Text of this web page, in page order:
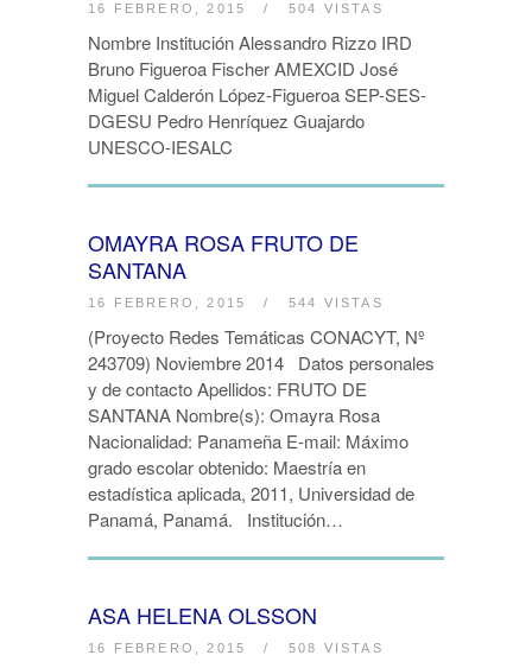
16 FEBRERO, 2015 / 504 VISTAS
Nombre Institución Alessandro Rizzo IRD
Bruno Figueroa Fischer AMEXCID José
Miguel Calderón López-Figueroa SEP-SES-
DGESU Pedro Henríquez Guajardo
UNESCO-IESALC
OMAYRA ROSA FRUTO DE
SANTANA
16 FEBRERO, 2015 / 544 VISTAS
(Proyecto Redes Temáticas CONACYT, Nº
243709) Noviembre 2014 Datos personales
y de contacto Apellidos: FRUTO DE
SANTANA Nombre(s): Omayra Rosa
Nacionalidad: Panameña E-mail: Máximo
grado escolar obtenido: Maestría en
estadística aplicada, 2011, Universidad de
Panamá, Panamá. Institución…
ASA HELENA OLSSON
16 FEBRERO, 2015 / 508 VISTAS